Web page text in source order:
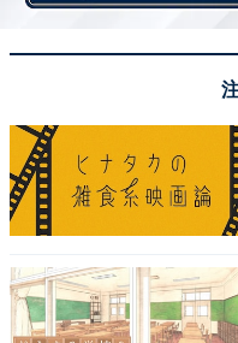
結婚している場合は、
いかもしれません。例
のを彼の目につくとこ
というのも手です。
ただし、「ラブホテル
は、意外と「彼のスマ
少なくありません。